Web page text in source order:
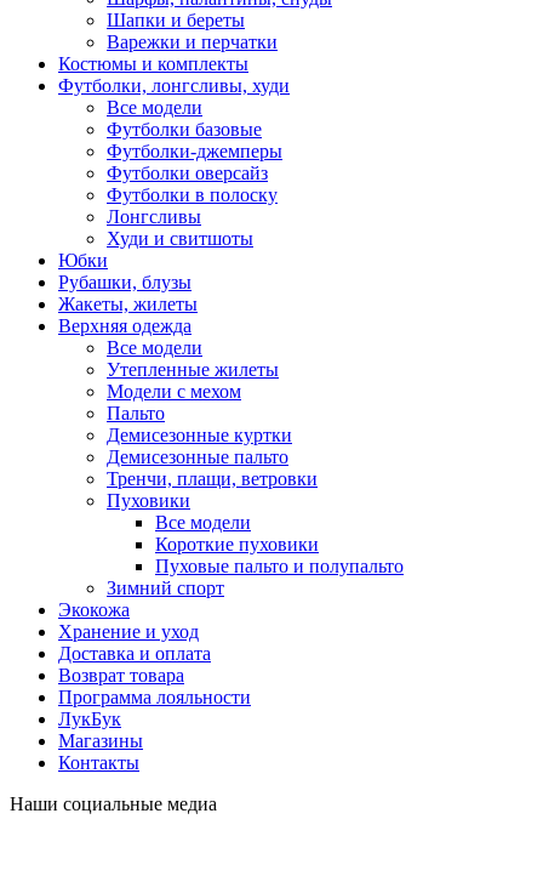
Шапки и береты
Варежки и перчатки
Костюмы и комплекты
Футболки, лонгсливы, худи
Все модели
Футболки базовые
Футболки-джемперы
Футболки оверсайз
Футболки в полоску
Лонгсливы
Худи и свитшоты
Юбки
Рубашки, блузы
Жакеты, жилеты
Верхняя одежда
Все модели
Утепленные жилеты
Модели с мехом
Пальто
Демисезонные куртки
Демисезонные пальто
Тренчи, плащи, ветровки
Пуховики
Все модели
Короткие пуховики
Пуховые пальто и полупальто
Зимний спорт
Экокожа
Хранение и уход
Доставка и оплата
Возврат товара
Программа лояльности
ЛукБук
Магазины
Контакты
Наши социальные медиа